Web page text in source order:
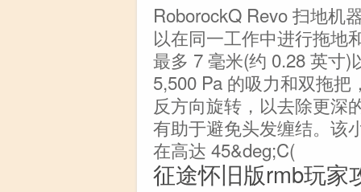
RoborockQ Revo 扫地机
以在同一工作中进行拖地
最多 7 毫米(约 0.28 英寸
5,500 Pa 的吸力和双拖
反方向旋转，以去除更深
有助于避免头发缠结。该
在高达 45&deg;C(
征途怀旧版rmb玩家